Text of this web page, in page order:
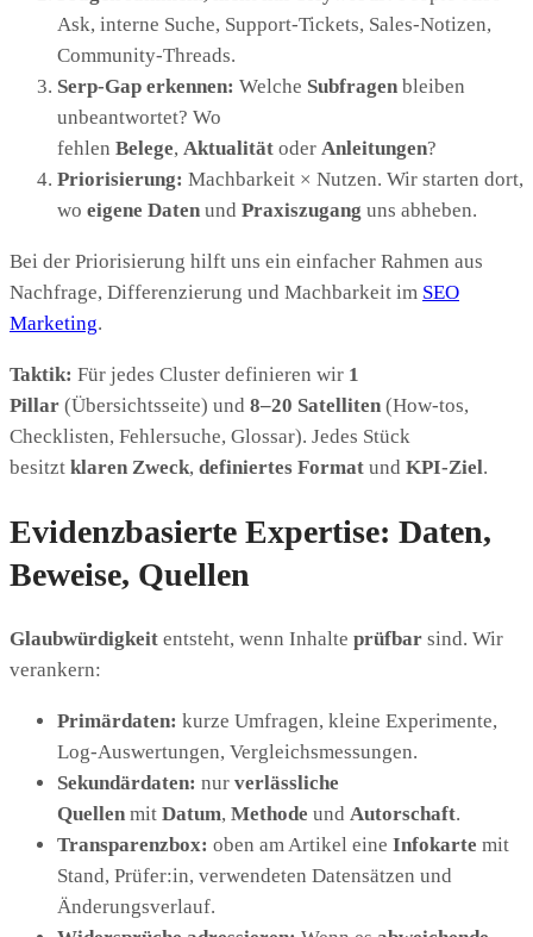
Ask, interne Suche, Support-Tickets, Sales-Notizen,
Community-Threads.
Serp-Gap erkennen: Welche Subfragen bleiben
unbeantwortet? Wo
fehlen Belege, Aktualität oder Anleitungen?
Priorisierung: Machbarkeit × Nutzen. Wir starten dort,
wo eigene Daten und Praxiszugang uns abheben.
Bei der Priorisierung hilft uns ein einfacher Rahmen aus
Nachfrage, Differenzierung und Machbarkeit im SEO
Marketing.
Taktik: Für jedes Cluster definieren wir 1
Pillar (Übersichtsseite) und 8–20 Satelliten (How-tos,
Checklisten, Fehlersuche, Glossar). Jedes Stück
besitzt klaren Zweck, definiertes Format und KPI-Ziel.
Evidenzbasierte Expertise: Daten,
Beweise, Quellen
Glaubwürdigkeit entsteht, wenn Inhalte prüfbar sind. Wir
verankern:
Primärdaten: kurze Umfragen, kleine Experimente,
Log-Auswertungen, Vergleichsmessungen.
Sekundärdaten: nur verlässliche
Quellen mit Datum, Methode und Autorschaft.
Transparenzbox: oben am Artikel eine Infokarte mit
Stand, Prüfer:in, verwendeten Datensätzen und
Änderungsverlauf.